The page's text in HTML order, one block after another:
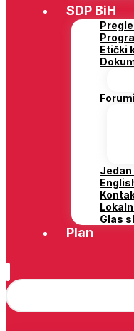
SDP BiH
Etički
Forumi
Jedan
Glas
Plan